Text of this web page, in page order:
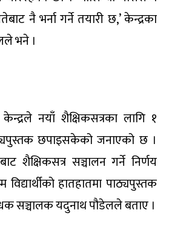
नै भर्ना गर्ने तयारी छ,’ केन्द्रका
भने ।
नयाँ शैक्षिकसत्रका लागि १
छपाइसकेको जनाएको छ ।
शैक्षिकसत्र सञ्चालन गर्ने निर्णय
हातहातमा पाठ्यपुस्तक
सञ्चालक यदुनाथ पौडेलले बताए ।